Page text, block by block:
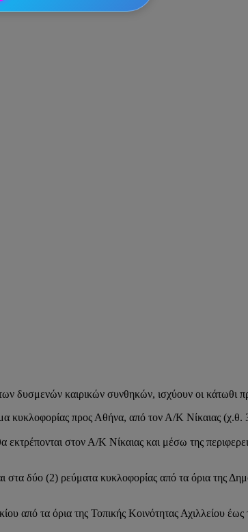
δυσμενών καιρικών συνθηκών, ισχύουν οι κάτωθι
προς Αθήνα, από τον Α/Κ Νίκαιας
στον Α/Κ Νίκαιας και μέσω της
δύο (2) ρεύματα κυκλοφορίας από τα όρια της
τα όρια της Τοπικής Κοινότητας Αχιλλείου έως